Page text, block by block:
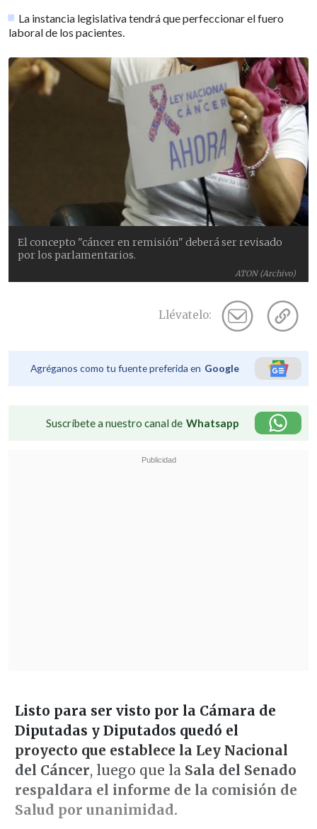
La instancia legislativa tendrá que perfeccionar el fuero
laboral de los pacientes.
ATON (Archivo)
El concepto "cáncer en remisión" deberá ser revisado
por los parlamentarios.
Llévatelo:
Agréganos como tu fuente preferida en Google
Suscríbete a nuestro canal de Whatsapp
Listo para ser visto por la Cámara de
Diputadas y Diputados quedó el
proyecto que establece la Ley Nacional
del Cáncer, luego que la Sala del Senado
respaldara el informe de la comisión de
Salud por unanimidad.